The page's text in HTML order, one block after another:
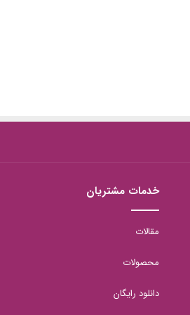
خدمات مشتریان
مقالات
محصولات
دانلود رایگان